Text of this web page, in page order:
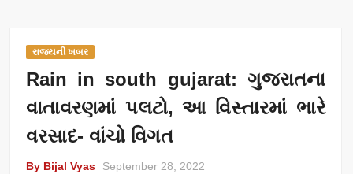
રાજ્યની ખબર
Rain in south gujarat: ગુજરાતના
વાતાવરણમાં પલટો, આ વિસ્તારમાં ભારે
વરસાદ- વાંચો વિગત
By Bijal Vyas September 28, 2022